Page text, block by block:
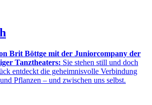
Brit Böttge mit der Juniorcompany der
Tanztheaters: Sie stehen still und doch
entdeckt die geheimnisvolle Verbindung
Pflanzen – und zwischen uns selbst.